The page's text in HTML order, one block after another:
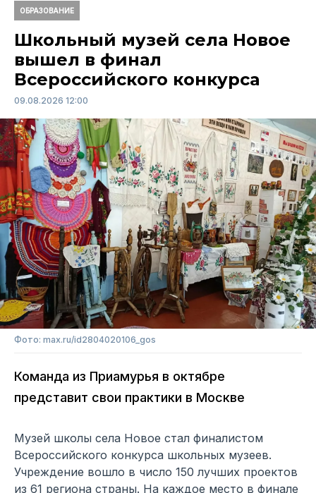
ОБРАЗОВАНИЕ
Школьный музей села Новое
вышел в финал
Всероссийского конкурса
09.08.2026 12:00
Фото: max.ru/id2804020106_gos
Команда из Приамурья в октябре
представит свои практики в Москве
Музей школы села Новое стал финалистом
Всероссийского конкурса школьных музеев.
Учреждение вошло в число 150 лучших проектов
из 61 региона страны. На каждое место в финале